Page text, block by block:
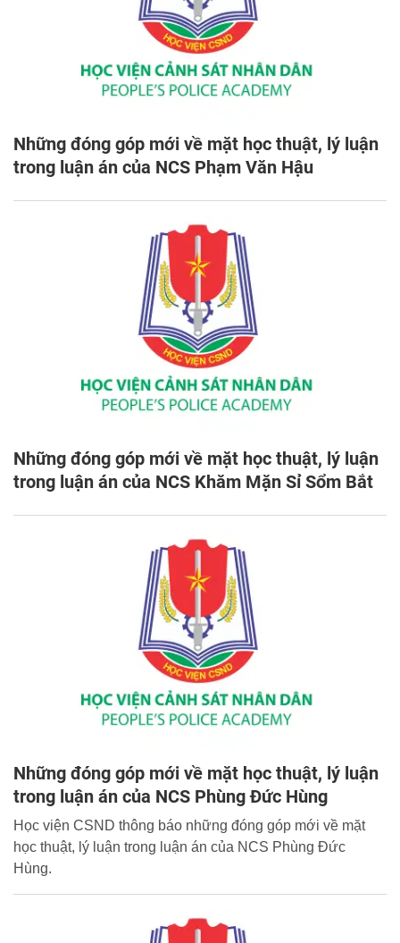
Những đóng góp mới về mặt học thuật, lý luận
trong luận án của NCS Phạm Văn Hậu
Những đóng góp mới về mặt học thuật, lý luận
trong luận án của NCS Khăm Mặn Sỉ Sổm Bắt
Những đóng góp mới về mặt học thuật, lý luận
trong luận án của NCS Phùng Đức Hùng
Học viện CSND thông báo những đóng góp mới về mặt
học thuật, lý luận trong luận án của NCS Phùng Đức
Hùng.